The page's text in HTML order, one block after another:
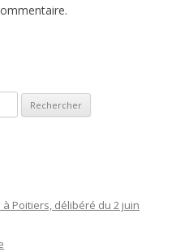
Poitiers, délibéré du 2 juin